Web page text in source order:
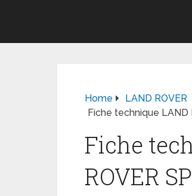
Home
LAND ROVER
Fiche technique LAND
Fiche
ROVER